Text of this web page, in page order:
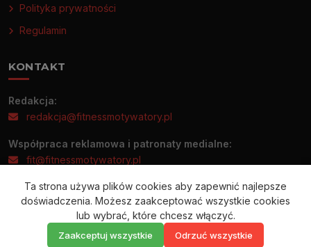
Polityka prywatności
Regulamin
KONTAKT
Redakcja:
redakcja@fitnessmotywatory.pl
Współpraca reklamowa i patronaty medialne:
fit@fitnessmotywatory.pl
Informacje prasowe prosimy wysyłać wyłącznie na adres:
redakcja@fitnessmotywatory.pl
Ta strona używa plików cookies aby zapewnić najlepsze
doświadczenia. Możesz zaakceptować wszystkie cookies
lub wybrać, które chcesz włączyć.
Zaakceptuj wszystkie Odrzuć wszystkie